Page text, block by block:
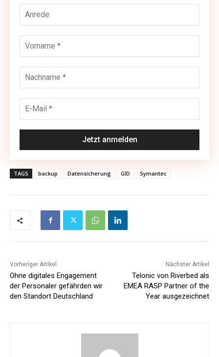
TAGS backup Datensicherung GID Symantec
Vorheriger Artikel
Ohne digitales Engagement
der Personaler gefährden wir
den Standort Deutschland
Nächster Artikel
Telonic von Riverbed als
EMEA RASP Partner of the
Year ausgezeichnet